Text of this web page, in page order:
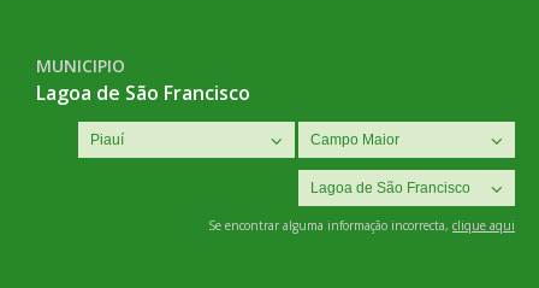
MUNICIPIO
Lagoa de São Francisco
Se encontrar alguma informação incorrecta, clique aqui